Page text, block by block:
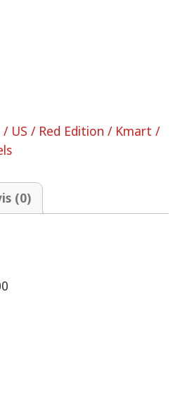
/ US / Red Edition / Kmart /
(0)